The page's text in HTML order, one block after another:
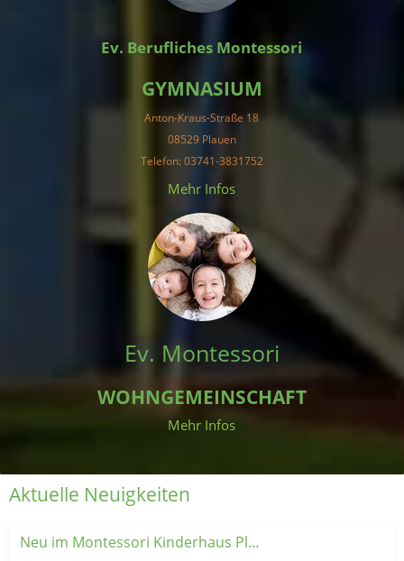
Ev. Berufliches Montessori
GYMNASIUM
Anton-Kraus-Straße 18
08529 Plauen
Telefon: 03741-3831752
Mehr Infos
Ev. Montessori
WOHNGEMEINSCHAFT
Mehr Infos
Aktuelle Neuigkeiten
Neu im Montessori Kinderhaus Plauen: Unsere Krabbelgruppe 👶💚